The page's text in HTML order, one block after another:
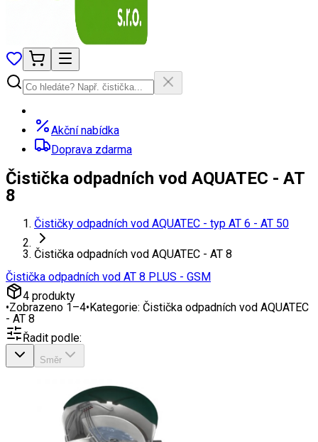
Akční nabídka
Doprava zdarma
Čistička odpadních vod AQUATEC - AT
8
Čističky odpadních vod AQUATEC - typ AT 6 - AT 50
Čistička odpadních vod AQUATEC - AT 8
Čistička odpadních vod AT 8 PLUS - GSM
4 produkty
•Zobrazeno 1–4•Kategorie: Čistička odpadních vod AQUATEC
- AT 8
Řadit podle:
Směr